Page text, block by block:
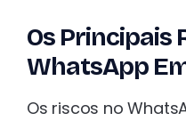
Os Principais
WhatsApp
Os riscos no